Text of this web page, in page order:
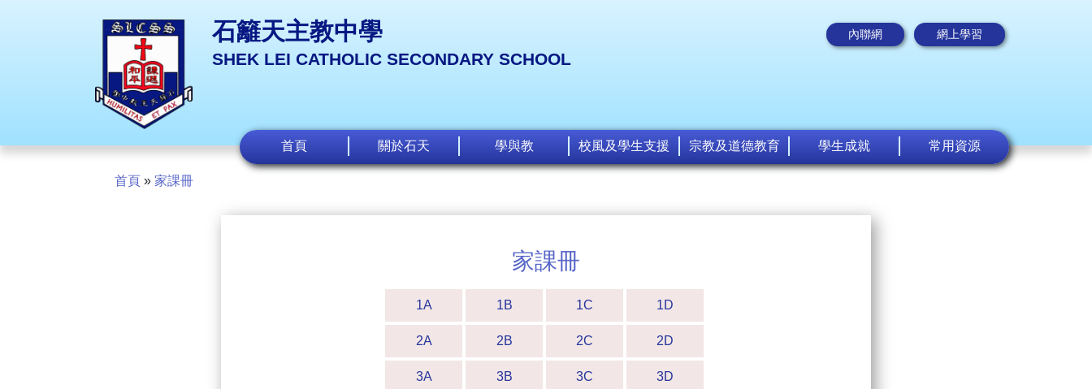
石籬天主教中學
SHEK LEI CATHOLIC SECONDARY SCHOOL
內聯網 網上學習
首頁 關於石天 學與教 校風及學生支援 宗教及道德教育 學生成就 常用資源
首頁 » 家課冊
家課冊
1A 1B 1C 1D
2A 2B 2C 2D
3A 3B 3C 3D